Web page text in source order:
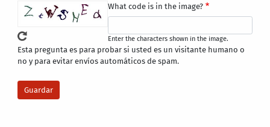
What code is in the image?
Enter the characters shown in the image.
Esta pregunta es para probar si usted es un visitante humano o
no y para evitar envíos automáticos de spam.